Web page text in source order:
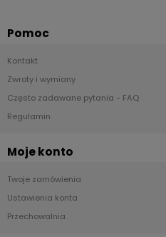
Pomoc
Kontakt
Zwroty i wymiany
Często zadawane pytania - FAQ
Regulamin
Moje konto
Twoje zamówienia
Ustawienia konta
Przechowalnia